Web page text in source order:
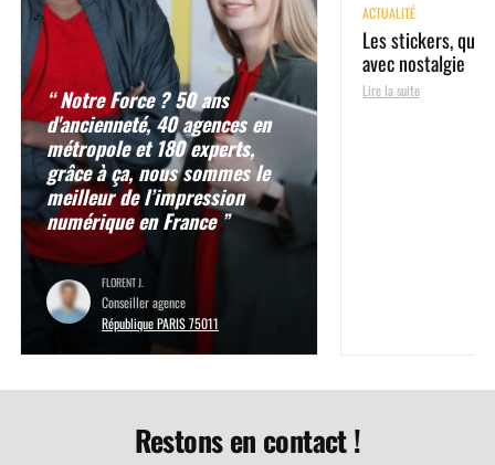
“ Notre Force ? 50 ans
d'ancienneté, 40 agences en
métropole et 180 experts,
grâce à ça, nous sommes le
meilleur de l’impression
numérique en France ”
FLORENT J.
Conseiller agence
République PARIS 75011
ACTUALITÉ
Les stickers,
avec nostalgie
Lire la suite
Restons en contact !